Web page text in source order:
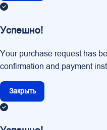
Успешно!
Your purchase request has
confirmation and payment
Закрыть